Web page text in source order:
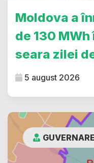
Moldova a
de 130
seara zilei
5 august 2026